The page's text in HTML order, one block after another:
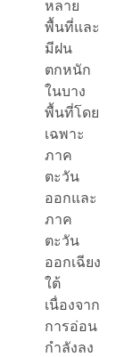
หลาย
พื้นที่และ
มีฝน
ตกหนัก
ในบาง
พื้นที่โดย
เฉพาะ
ภาค
ตะวัน
ออกและ
ภาค
ตะวัน
ออกเฉียง
ใต้
เนื่องจาก
การอ่อน
กำลังลง